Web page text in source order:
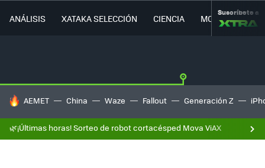
ANÁLISIS XATAKA SELECCIÓN CIENCIA MOVILIDAD
Suscríbete a
HOY SE HABLA DE
AEMET China Waze Fallout Generación Z
🌿¡Últimas horas! Sorteo de robot cortacésped Mova ViAX